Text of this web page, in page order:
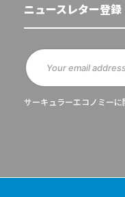
ニュースレター登録
サーキュラーエコノミーに